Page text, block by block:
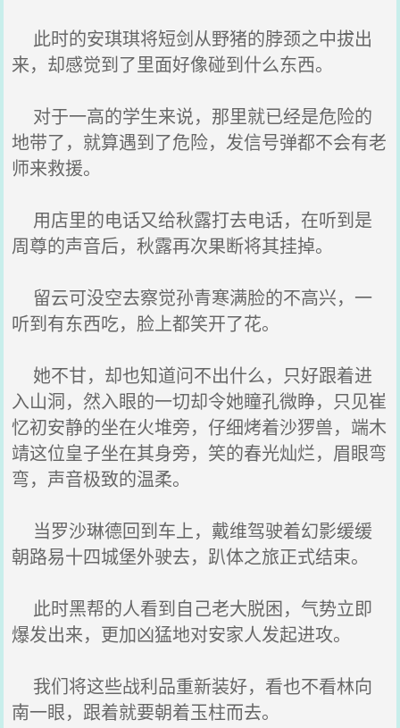
此时的安琪琪将短剑从野猪的脖颈之中拔出
来，却感觉到了里面好像碰到什么东西。
对于一高的学生来说，那里就已经是危险的
地带了，就算遇到了危险，发信号弹都不会有老
师来救援。
用店里的电话又给秋露打去电话，在听到是
周尊的声音后，秋露再次果断将其挂掉。
留云可没空去察觉孙青寒满脸的不高兴，一
听到有东西吃，脸上都笑开了花。
她不甘，却也知道问不出什么，只好跟着进
入山洞，然入眼的一切却令她瞳孔微睁，只见崔
忆初安静的坐在火堆旁，仔细烤着沙猡兽，端木
靖这位皇子坐在其身旁，笑的春光灿烂，眉眼弯
弯，声音极致的温柔。
当罗沙琳德回到车上，戴维驾驶着幻影缓缓
朝路易十四城堡外驶去，趴体之旅正式结束。
此时黑帮的人看到自己老大脱困，气势立即
爆发出来，更加凶猛地对安家人发起进攻。
我们将这些战利品重新装好，看也不看林向
南一眼，跟着就要朝着玉柱而去。